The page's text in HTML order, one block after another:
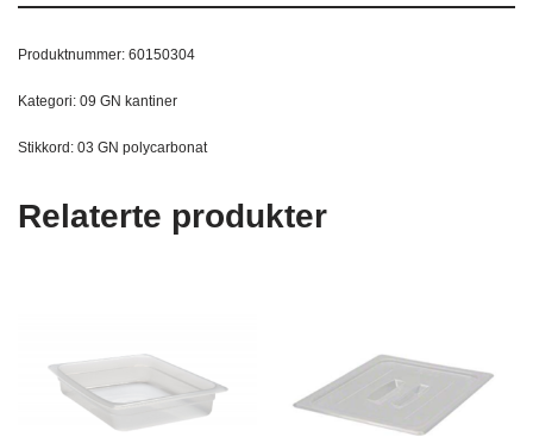
Produktnummer: 60150304
Kategori: 09 GN kantiner
Stikkord: 03 GN polycarbonat
Relaterte produkter